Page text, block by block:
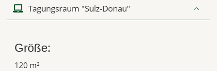
Tagungsraum "Sulz-Donau"
Größe:
120 m²